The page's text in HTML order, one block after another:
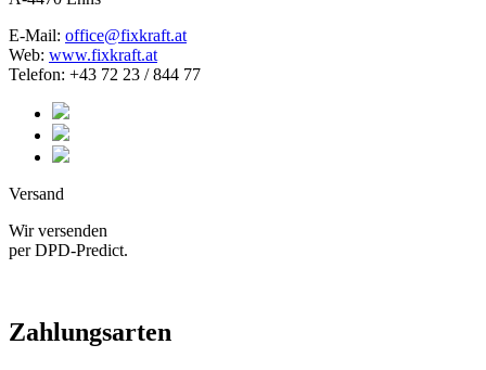
E-Mail: office@fixkraft.at
Web: www.fixkraft.at
Telefon: +43 72 23 / 844 77
Versand
Wir versenden
per DPD-Predict.
Zahlungsarten